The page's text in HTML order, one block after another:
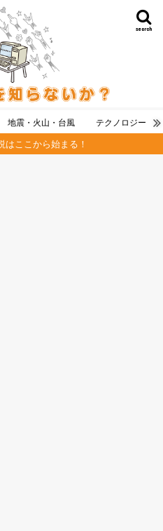
search
地震・火山・台風 テクノロジー
はここから始まる！